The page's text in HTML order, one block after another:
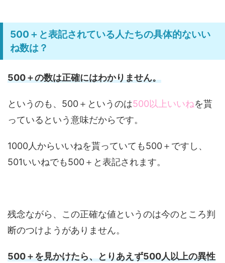
500＋と表記されている人たちの具体的ないい
ね数は？
500＋の数は正確にはわかりません。
というのも、500＋というのは500以上いいねを貰
っているという意味だからです。
1000人からいいねを貰っていても500＋ですし、
501いいねでも500＋と表記されます。
残念ながら、この正確な値というのは今のところ判
断のつけようがありません。
500＋を見かけたら、とりあえず500人以上の異性